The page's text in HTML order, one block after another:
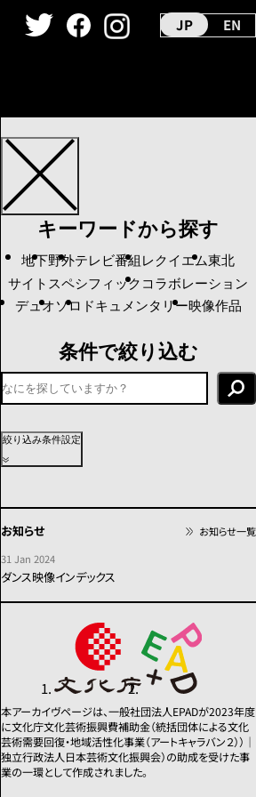
JP EN
キーワードから探す
地下野外テレビ番組 レクイエム東北
サイトスペシフィック コラボレーション
デュオソロ ドキュメンタリー映像作品
条件で絞り込む
上演年代
1960年代
1950年代以前
不明
コンテンポラリー
舞踏
パフォーマンス
この条件で検索
絞り込み条件設定
お知らせ
お知らせ一覧
31 Jan 2024
ダンス映像インデックス
本アーカイヴページは、一般社団法人EPADが2023年度
に文化庁文化芸術振興費補助金（統括団体による文化
芸術需要回復・地域活性化事業（アートキャラバン２））｜
独立行政法人日本芸術文化振興会）の助成を受けた事
業の一環として作成されました。